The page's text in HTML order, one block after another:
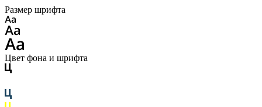
Размер шрифта
Цвет фона и шрифта